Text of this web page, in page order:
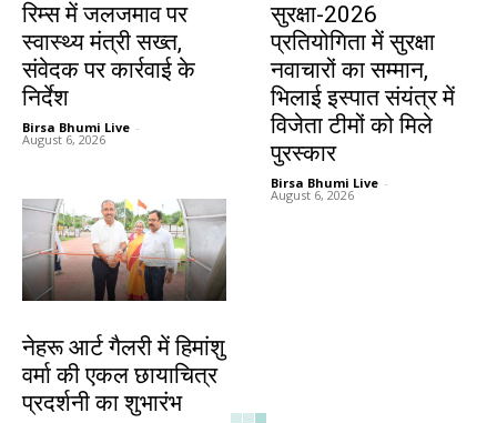
रिम्स में जलजमाव पर
स्वास्थ्य मंत्री सख्त,
संवेदक पर कार्रवाई के
निर्देश
Birsa Bhumi Live -
August 6, 2026
सुरक्षा-2026
प्रतियोगिता में सुरक्षा
नवाचारों का सम्मान,
भिलाई इस्पात संयंत्र में
विजेता टीमों को मिले
पुरस्कार
Birsa Bhumi Live -
August 6, 2026
नेहरू आर्ट गैलरी में हिमांशु
वर्मा की एकल छायाचित्र
प्रदर्शनी का शुभारंभ